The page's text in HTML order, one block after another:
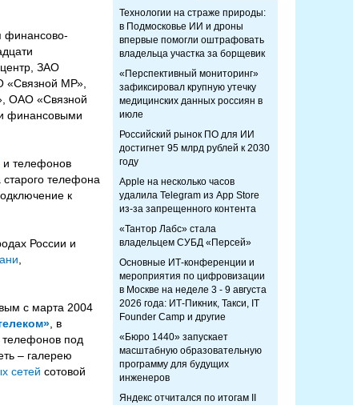
финансово-
ЗАО
«Связной МР»,
ОАО «Связной
финансовыми
и телефонов
телефона
к
России и
с марта 2004
, в
телефонов под
– галерею
сетей сотовой
Технологии на страже природы:
в Подмосковье ИИ и дроны
впервые помогли оштрафовать
владельца участка за борщевик
«Перспективный мониторинг»
зафиксировал крупную утечку
медицинских данных россиян в
июле
Российский рынок ПО для ИИ
достигнет 95 млрд рублей к 2030
году
Apple на несколько часов
удалила Telegram из App Store
из-за запрещенного контента
«Тантор Лабс» стала
владельцем СУБД «Персей»
Основные ИТ-конференции и
мероприятия по цифровизации
в Москве на неделе 3 - 9 августа
2026 года: ИТ-Пикник, Такси, IT
Founder Camp и другие
«Бюро 1440» запускает
масштабную образовательную
программу для будущих
инженеров
Яндекс отчитался по итогам II